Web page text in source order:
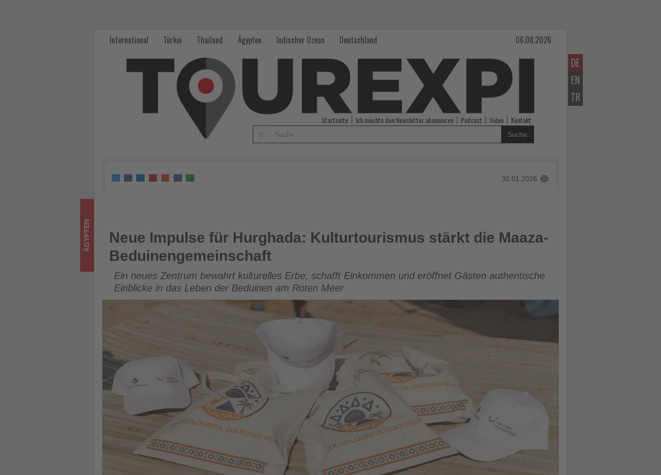
Beduinengemeinschaft
Tourismus
DE
EN
TR
International Türkei Thailand Ägypten Indischer Ozean Deutschland 06.08.2026
Startseite Ich möchte den Newsletter abonnieren Podcast Video Kontakt
Suche
30.01.2026
Neue Impulse für Hurghada: Kulturtourismus stärkt die Maaza-Beduinengemeinschaft
ÄGYPTEN
Neue Impulse für Hurghada: Kulturtourismus stärkt die Maaza-
Beduinengemeinschaft
Ein neues Zentrum bewahrt kulturelles Erbe, schafft Einkommen und eröffnet Gästen authentische
Einblicke in das Leben der Beduinen am Roten Meer